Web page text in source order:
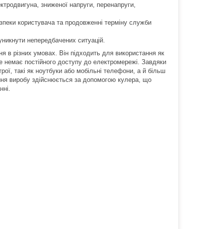
зниженої напруги, перенапруги,
користувача та продовженні терміну служби
непередбачених ситуацій.
в різних умовах. Він підходить для використання як
немає постійного доступу до електромережі. Завдяки
такі як ноутбуки або мобільні телефони, а й більш
виробу здійснюється за допомогою кулера, що